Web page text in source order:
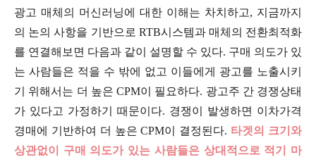
광고 매체의 머신러닝에 대한 이해는 차치하고, 지금까지
의 논의 사항을 기반으로 RTB시스템과 매체의 전환최적화
를 연결해보면 다음과 같이 설명할 수 있다. 구매 의도가 있
는 사람들은 적을 수 밖에 없고 이들에게 광고를 노출시키
기 위해서는 더 높은 CPM이 필요하다. 광고주 간 경쟁상태
가 있다고 가정하기 때문이다. 경쟁이 발생하면 이차가격
경매에 기반하여 더 높은 CPM이 결정된다. 타겟의 크기와
상관없이 구매 의도가 있는 사람들은 상대적으로 적기 마